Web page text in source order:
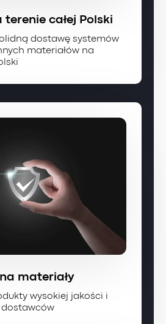
terenie całej Polski
dostawę systemów
materiałów na
materiały
wysokiej jakości i